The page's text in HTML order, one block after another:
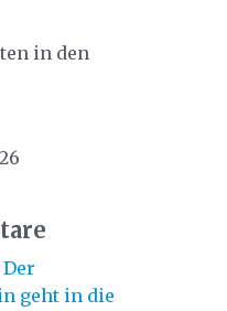
in den
Der
geht in die